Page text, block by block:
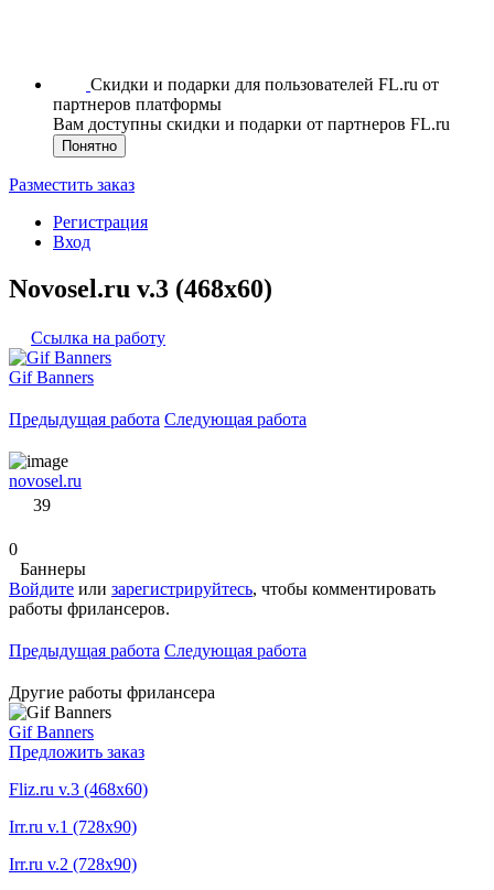
Скидки и подарки для пользователей FL.ru от
партнеров платформы
Вам доступны скидки и подарки от партнеров FL.ru
Понятно
Разместить заказ
Регистрация
Вход
Novosel.ru v.3 (468x60)
Ссылка на работу
Gif Banners
Предыдущая работа Следующая работа
novosel.ru
39
0
Баннеры
Войдите или зарегистрируйтесь, чтобы комментировать
работы фрилансеров.
Предыдущая работа Следующая работа
Другие работы фрилансера
Gif Banners
Предложить заказ
Fliz.ru v.3 (468x60)
Irr.ru v.1 (728x90)
Irr.ru v.2 (728x90)